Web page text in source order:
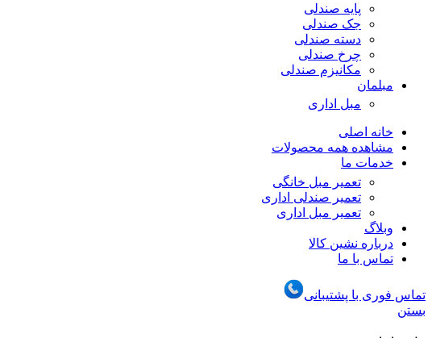
پایه صندلی
جک صندلی
دسته صندلی
چرخ صندلی
مکانیزم صندلی
مبلمان
مبل اداری
خانه اصلی
مشاهده همه محصولات
خدمات ما
تعمیر مبل خانگی
تعمیر صندلی اداری
تعمیر مبل اداری
وبلاگ
درباره نشین کالا
تماس با ما
تماس فوری با پشتیبانی
بستن